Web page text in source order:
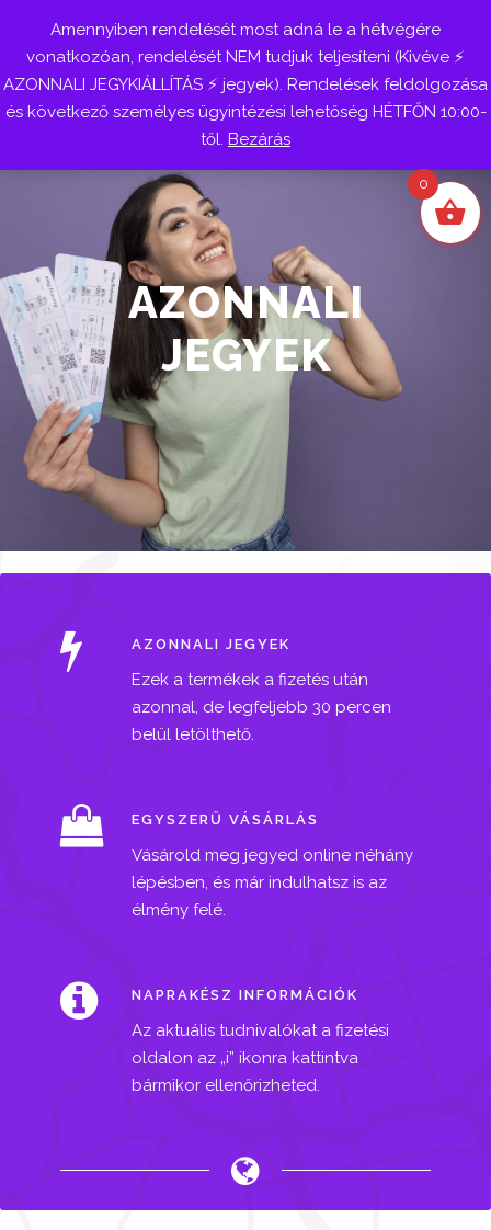
Belépés
AZONNALI
JEGYEK
AZONNALI JEGYEK
Ezek a termékek a fizetés után
azonnal, de legfeljebb 30 percen
belül letölthető.
EGYSZERŰ VÁSÁRLÁS
Vásárold meg jegyed online néhány
lépésben, és már indulhatsz is az
élmény felé.
NAPRAKÉSZ INFORMÁCIÓK
Az aktuális tudnivalókat a fizetési
oldalon az „i” ikonra kattintva
bármikor ellenőrizheted.
Amennyiben rendelését most adná le a hétvégére
vonatkozóan, rendelését NEM tudjuk teljesíteni (Kivéve ⚡
AZONNALI JEGYKIÁLLÍTÁS ⚡ jegyek). Rendelések feldolgozása
és következő személyes ügyintézési lehetőség HÉTFŐN 10:00-
től. Bezárás
0